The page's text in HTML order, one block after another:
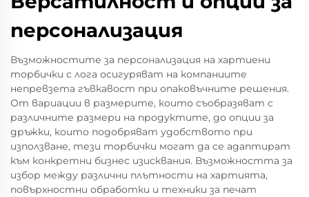
персонализация
Възможностите за персонализация на хартиени
торбички с лога осигуряват на компаниите
непревзета гъвкавост при опаковъчните решения.
От вариации в размерите, които съобразяват с
различните размери на продуктите, до опции за
дръжки, които подобряват удобството при
използване, тези торбички могат да се адаптират
към конкретни бизнес изисквания. Възможността за
избор между различни плътности на хартията,
повърхностни обработки и техники за печат